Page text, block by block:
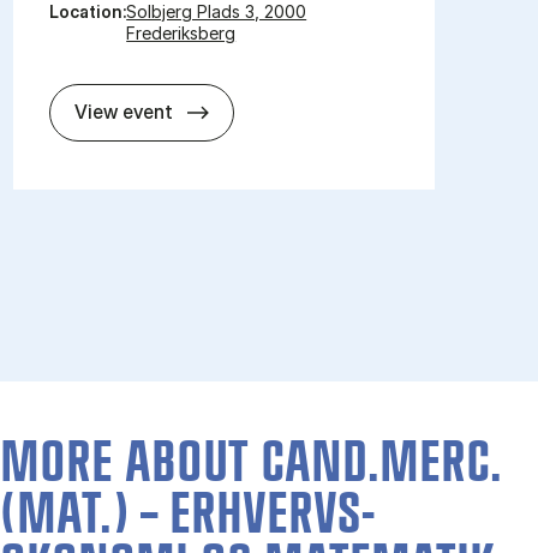
Location:Solbjerg Plads 3, 2000
Frederiksberg
View event Open day for mas­ter pro­grammes
MORE ABOUT CAND.MERC.
(MAT.) – ERHVERVS­